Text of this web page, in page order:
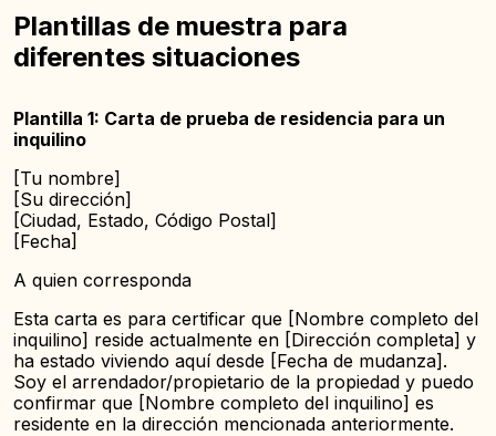
Plantillas de muestra para
diferentes situaciones
Plantilla 1: Carta de prueba de residencia para un
inquilino
[Tu nombre]
[Su dirección]
[Ciudad, Estado, Código Postal]
[Fecha]
A quien corresponda
Esta carta es para certificar que [Nombre completo del
inquilino] reside actualmente en [Dirección completa] y
ha estado viviendo aquí desde [Fecha de mudanza].
Soy el arrendador/propietario de la propiedad y puedo
confirmar que [Nombre completo del inquilino] es
residente en la dirección mencionada anteriormente.